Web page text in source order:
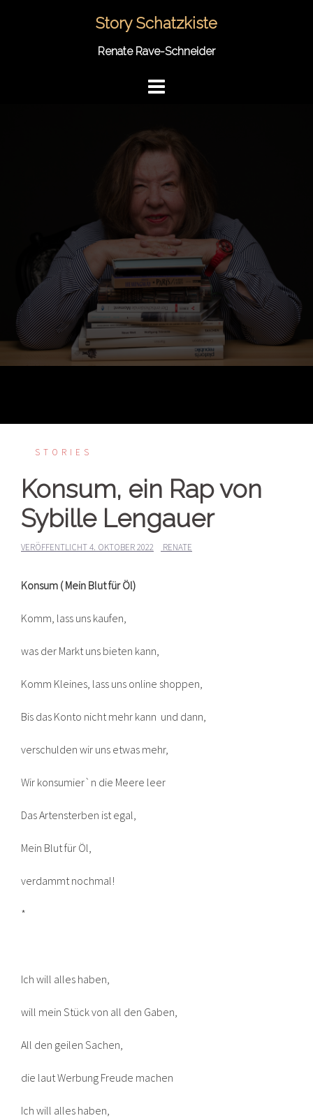
Story Schatzkiste
Renate Rave-Schneider
STORIES
Konsum, ein Rap von
Sybille Lengauer
VERÖFFENTLICHT4. OKTOBER 2022 RENATE
Konsum ( Mein Blut für Öl)
Komm, lass uns kaufen,
was der Markt uns bieten kann,
Komm Kleines, lass uns online shoppen,
Bis das Konto nicht mehr kann und dann,
verschulden wir uns etwas mehr,
Wir konsumier`n die Meere leer
Das Artensterben ist egal,
Mein Blut für Öl,
verdammt nochmal!
*
Ich will alles haben,
will mein Stück von all den Gaben,
All den geilen Sachen,
die laut Werbung Freude machen
Ich will alles haben,